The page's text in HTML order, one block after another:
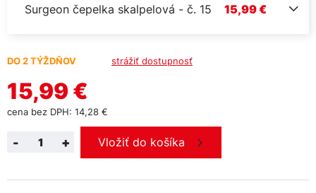
Surgeon čepelka skalpelová - č. 15 15,99 €
DO 2 TÝŽDŇOV strážiť dostupnosť
15,99 €
cena bez DPH: 14,28 €
+
- Vložiť do košíka